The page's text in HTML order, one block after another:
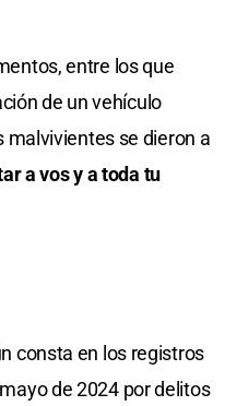
entre los que
de un vehículo
malvivientes se dieron a
a vos y a toda tu
consta en los registros
de 2024 por delitos